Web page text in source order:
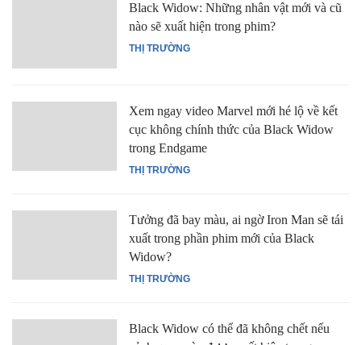
THỊ TRƯỜNG
Black Widow: Những nhân vật mới và cũ
nào sẽ xuất hiện trong phim?
THỊ TRƯỜNG
Xem ngay video Marvel mới hé lộ về kết
cục không chính thức của Black Widow
trong Endgame
THỊ TRƯỜNG
Tưởng đã bay màu, ai ngờ Iron Man sẽ tái
xuất trong phần phim mới của Black
Widow?
Black Widow có thể đã không chết nếu